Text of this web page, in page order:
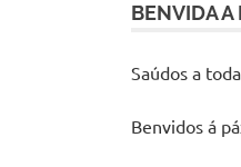
BENVIDA A
Saúdos a
Benvidos á